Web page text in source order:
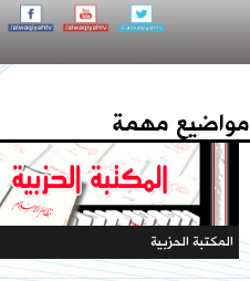
مواضيع مهمة
فهارس مجلة الوعي
يا جيوش المسلمين المسجد الأقصى